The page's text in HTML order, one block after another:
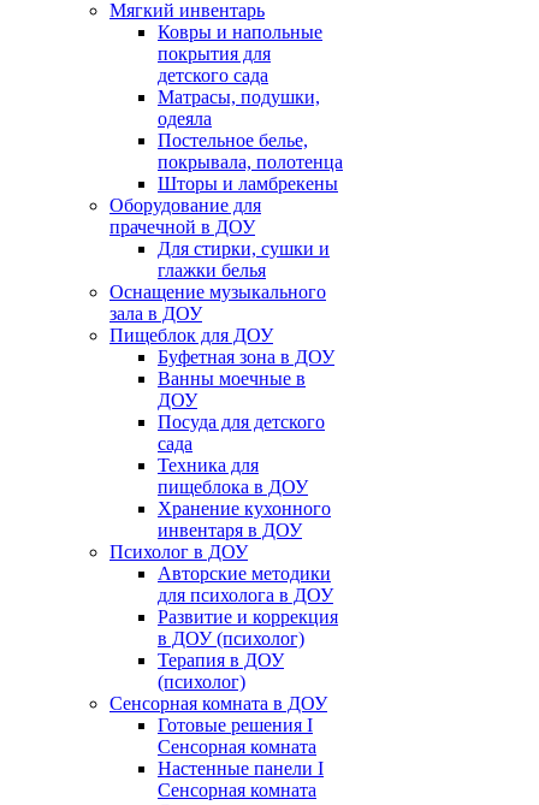
Мягкий инвентарь
Ковры и напольные
покрытия для
детского сада
Матрасы, подушки,
одеяла
Постельное белье,
покрывала, полотенца
Шторы и ламбрекены
Оборудование для
прачечной в ДОУ
Для стирки, сушки и
глажки белья
Оснащение музыкального
зала в ДОУ
Пищеблок для ДОУ
Буфетная зона в ДОУ
Ванны моечные в
ДОУ
Посуда для детского
сада
Техника для
пищеблока в ДОУ
Хранение кухонного
инвентаря в ДОУ
Психолог в ДОУ
Авторские методики
для психолога в ДОУ
Развитие и коррекция
в ДОУ (психолог)
Терапия в ДОУ
(психолог)
Сенсорная комната в ДОУ
Готовые решения I
Сенсорная комната
Настенные панели I
Сенсорная комната